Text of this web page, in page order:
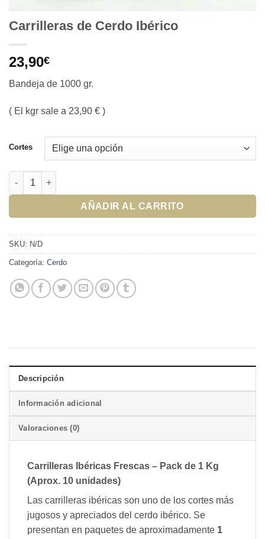
Carrilleras de Cerdo Ibérico
23,90€
Bandeja de 1000 gr.
( El kgr sale a 23,90 € )
Cortes
Carrilleras de Cerdo Ibérico cantidad
AÑADIR AL CARRITO
SKU: N/D
Categoría: Cerdo
Descripción
Información adicional
Valoraciones (0)
Carrilleras Ibéricas Frescas – Pack de 1 Kg
(Aprox. 10 unidades)
Las carrilleras ibéricas son uno de los cortes más
jugosos y apreciados del cerdo ibérico. Se
presentan en paquetes de aproximadamente 1